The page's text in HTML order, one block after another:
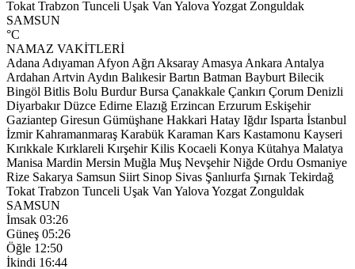
Tokat Trabzon Tunceli Uşak Van Yalova Yozgat Zonguldak
SAMSUN
°C
NAMAZ VAKİTLERİ
Adana Adıyaman Afyon Ağrı Aksaray Amasya Ankara Antalya
Ardahan Artvin Aydın Balıkesir Bartın Batman Bayburt Bilecik
Bingöl Bitlis Bolu Burdur Bursa Çanakkale Çankırı Çorum Denizli
Diyarbakır Düzce Edirne Elazığ Erzincan Erzurum Eskişehir
Gaziantep Giresun Gümüşhane Hakkari Hatay Iğdır Isparta İstanbul
İzmir Kahramanmaraş Karabük Karaman Kars Kastamonu Kayseri
Kırıkkale Kırklareli Kırşehir Kilis Kocaeli Konya Kütahya Malatya
Manisa Mardin Mersin Muğla Muş Nevşehir Niğde Ordu Osmaniye
Rize Sakarya Samsun Siirt Sinop Sivas Şanlıurfa Şırnak Tekirdağ
Tokat Trabzon Tunceli Uşak Van Yalova Yozgat Zonguldak
SAMSUN
İmsak 03:26
Güneş 05:26
Öğle 12:50
İkindi 16:44